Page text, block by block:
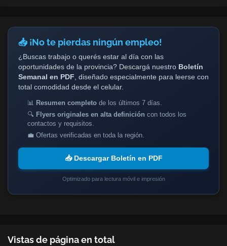
📥 ¡No te pierdas ningún empleo!
¿Buscas trabajo o querés estar al día con las
oportunidades de la provincia? Descargá nuestro Boletín
Semanal en PDF, diseñado especialmente para leerse con
total comodidad desde el celular.
📊 Resumen completo de los últimos 7 días.
🔍 Flyers originales en alta definición con todos los
contactos y requisitos.
💼 Ofertas verificadas en toda la región.
📥 Descargar Boletín en PDF
Optimizado para lectura móvil e impresión
Vistas de página en total